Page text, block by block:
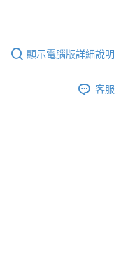
顯示電腦版詳細說明
客服